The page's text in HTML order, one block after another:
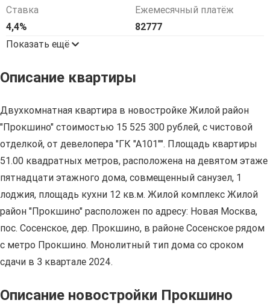
Ставка
4,4%
Ежемесячный платёж
82777
Показать ещё
Описание квартиры
Двухкомнатная квартира в новостройке Жилой район
"Прокшино" стоимостью 15 525 300 рублей, с чистовой
отделкой, от девелопера "ГК "А101"". Площадь квартиры
51.00 квадратных метров, расположена на девятом этаже
пятнадцати этажного дома, совмещенный санузел, 1
лоджия, площадь кухни 12 кв.м. Жилой комплекс Жилой
район "Прокшино" расположен по адресу: Новая Москва,
пос. Сосенское, дер. Прокшино, в районе Сосенское рядом
с метро Прокшино. Монолитный тип дома со сроком
сдачи в 3 квартале 2024.
Описание новостройки Прокшино